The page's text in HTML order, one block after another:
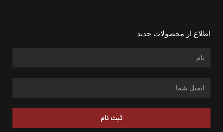
اطلاع از محصولات جدید
ثبت نام